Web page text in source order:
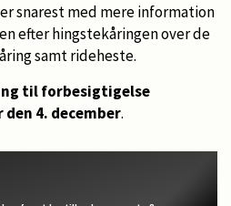
snarest med mere information
efter hingstekåringen over de
samt rideheste.
til forbesigtigelse
4. december.